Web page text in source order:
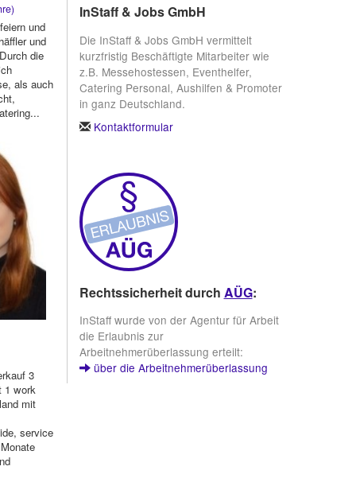
und
und
die
als auch
3
1 work
mit
service
InStaff & Jobs GmbH
Die InStaff & Jobs GmbH vermittelt
kurzfristig Beschäftigte Mitarbeiter wie
z.B. Messehostessen, Eventhelfer,
Catering Personal, Aushilfen & Promoter
in ganz Deutschland.
Kontaktformular
Rechtssicherheit durch AÜG:
InStaff wurde von der Agentur für Arbeit
die Erlaubnis zur
Arbeitnehmerüberlassung erteilt:
über die Arbeitnehmerüberlassung